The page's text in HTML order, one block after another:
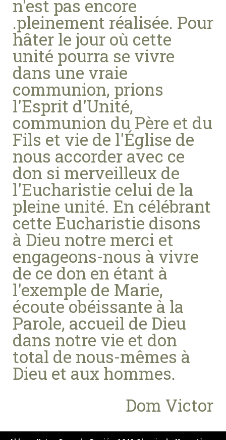
n'est pas encore
.pleinement réalisée. Pour
hâter le jour où cette
unité pourra se vivre
dans une vraie
communion, prions
l'Esprit d'Unité,
communion du Père et du
Fils et vie de l'Église de
nous accorder avec ce
don si merveilleux de
l'Eucharistie celui de la
pleine unité. En célébrant
cette Eucharistie disons
à Dieu notre merci et
engageons-nous à vivre
de ce don en étant à
l'exemple de Marie,
écoute obéissante à la
Parole, accueil de Dieu
dans notre vie et don
total de nous-mêmes à
Dieu et aux hommes.
Dom Victor